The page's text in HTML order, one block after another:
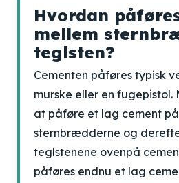
Hvordan
mellem
teglsten?
Cementen påføres typisk
murske eller en fugepistol.
at påføre et lag cement
sternbrædderne og
teglstenene ovenpå
påføres endnu et lag